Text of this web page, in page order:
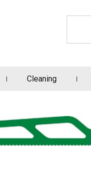
Cleaning